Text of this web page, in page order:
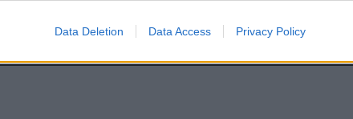
Data Deletion Data Access Privacy Policy
Invia un Comunicato Stampa Pubblicità